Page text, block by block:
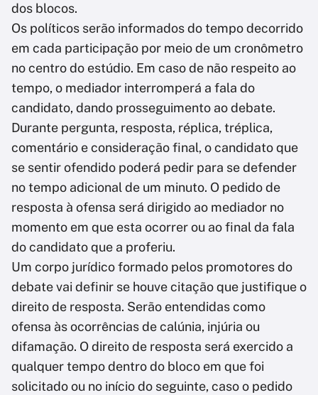
dos blocos.
Os políticos serão informados do tempo decorrido
em cada participação por meio de um cronômetro
no centro do estúdio. Em caso de não respeito ao
tempo, o mediador interromperá a fala do
candidato, dando prosseguimento ao debate.
Durante pergunta, resposta, réplica, tréplica,
comentário e consideração final, o candidato que
se sentir ofendido poderá pedir para se defender
no tempo adicional de um minuto. O pedido de
resposta à ofensa será dirigido ao mediador no
momento em que esta ocorrer ou ao final da fala
do candidato que a proferiu.
Um corpo jurídico formado pelos promotores do
debate vai definir se houve citação que justifique o
direito de resposta. Serão entendidas como
ofensa às ocorrências de calúnia, injúria ou
difamação. O direito de resposta será exercido a
qualquer tempo dentro do bloco em que foi
solicitado ou no início do seguinte, caso o pedido